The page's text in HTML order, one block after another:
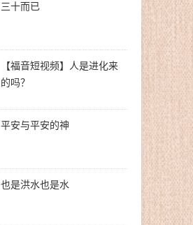
三十而已
【福音短视频】人是进化来
的吗？
平安与平安的神
也是洪水也是水